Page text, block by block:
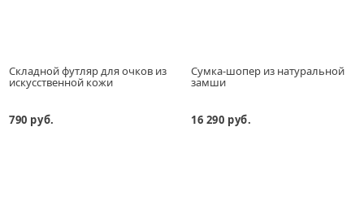
Складной футляр для очков из
искусственной кожи
790 руб.
Сумка-шопер из натуральной
замши
16 290 руб.